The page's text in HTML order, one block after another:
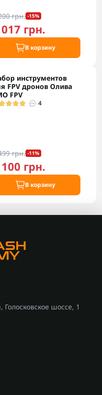
грн. -15%
грн.
В корзину
инструментов
FPV дронов Олива
FPV
4
грн. -11%
грн.
В корзину
шоссе, 1